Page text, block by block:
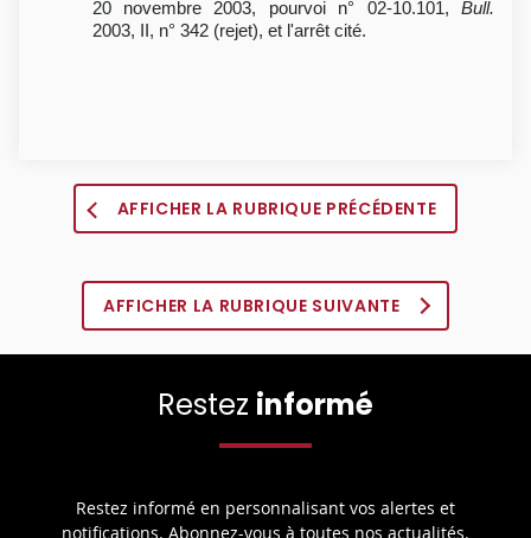
20 novembre 2003, pourvoi n° 02-10.101, Bull.
2003, II, n° 342 (rejet), et l'arrêt cité.
AFFICHER LA RUBRIQUE PRÉCÉDENTE
AFFICHER LA RUBRIQUE SUIVANTE
Restez informé
Restez informé en personnalisant vos alertes et
notifications. Abonnez-vous à toutes nos actualités.